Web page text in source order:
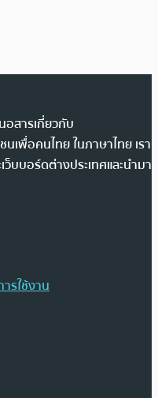
อสารเกี่ยวกับ
เพื่อคนไทย ในภาษาไทย เรา
บบอร์ดต่างประเทศและนำมา
รใช้งาน